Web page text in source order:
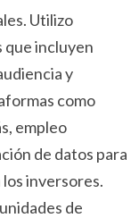
y estilo de vida.
que los
el programa
tengan
financiera de un
Utilizo
que incluyen
y
como
empleo
de datos para
inversores.
de